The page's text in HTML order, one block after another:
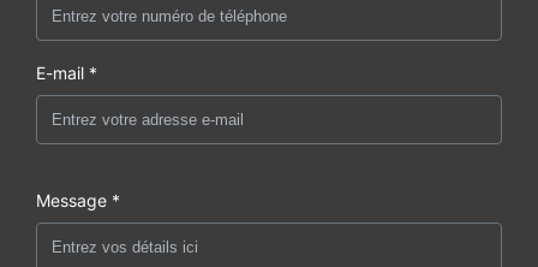
E-mail *
Message *